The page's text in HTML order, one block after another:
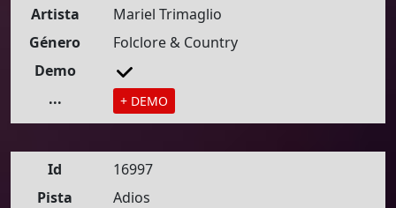
Artista
Mariel Trimaglio
Género
Folclore & Country
Demo
...
+ DEMO
Id
16997
Pista
Adios